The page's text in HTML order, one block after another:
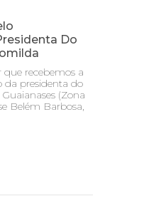
Do
que recebemos a
da presidenta do
(Zona
Belém Barbosa,